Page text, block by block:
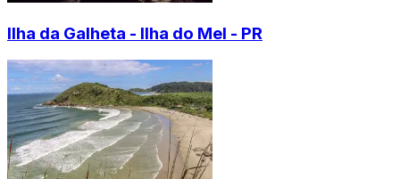
Ilha da Galheta - Ilha do Mel - PR